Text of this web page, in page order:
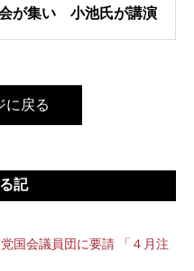
が集い 小池氏が講演
に戻る
記
国会議員団に要請 「４月注